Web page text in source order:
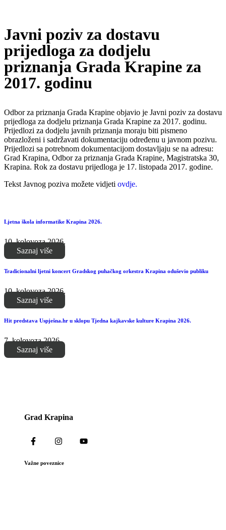
Javni poziv za dostavu
prijedloga za dodjelu
priznanja Grada Krapine za
2017. godinu
Odbor za priznanja Grada Krapine objavio je Javni poziv za dostavu
prijedloga za dodjelu priznanja Grada Krapine za 2017. godinu.
Prijedlozi za dodjelu javnih priznanja moraju biti pismeno
obrazloženi i sadržavati dokumentaciju određenu u javnom pozivu.
Prijedlozi sa potrebnom dokumentacijom dostavljaju se na adresu:
Grad Krapina, Odbor za priznanja Grada Krapine, Magistratska 30,
Krapina. Rok za dostavu prijedloga je 17. listopada 2017. godine.
Tekst Javnog poziva možete vidjeti ovdje.
Ljetna škola informatike Krapina 2026.
10. kolovoza 2026.
Saznaj više
Tradicionalni ljetni koncert Gradskog puhačkog orkestra Krapina oduševio publiku
10. kolovoza 2026.
Saznaj više
Hit predstava Uspješna.hr u sklopu Tjedna kajkavske kulture Krapina 2026.
7. kolovoza 2026.
Saznaj više
Grad Krapina
Važne poveznice